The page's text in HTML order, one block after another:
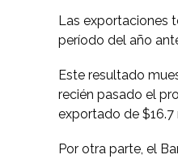
Las exportaciones
período del año
Este resultado
recién pasado el
exportado de
Por otra parte, el